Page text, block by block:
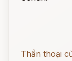
Thần thoại